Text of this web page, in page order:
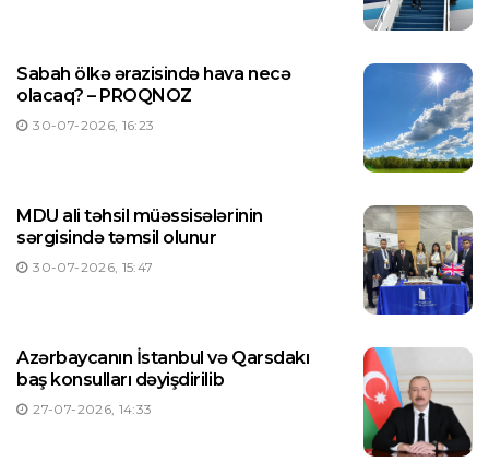
Sabah ölkə ərazisində hava necə
olacaq? – PROQNOZ
30-07-2026, 16:23
MDU ali təhsil müəssisələrinin
sərgisində təmsil olunur
30-07-2026, 15:47
Azərbaycanın İstanbul və Qarsdakı
baş konsulları dəyişdirilib
27-07-2026, 14:33